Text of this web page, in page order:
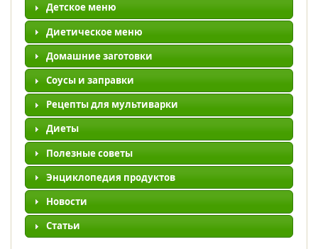
Детское меню
Диетическое меню
Домашние заготовки
Соусы и заправки
Рецепты для мультиварки
Диеты
Полезные советы
Энциклопедия продуктов
Новости
Статьи